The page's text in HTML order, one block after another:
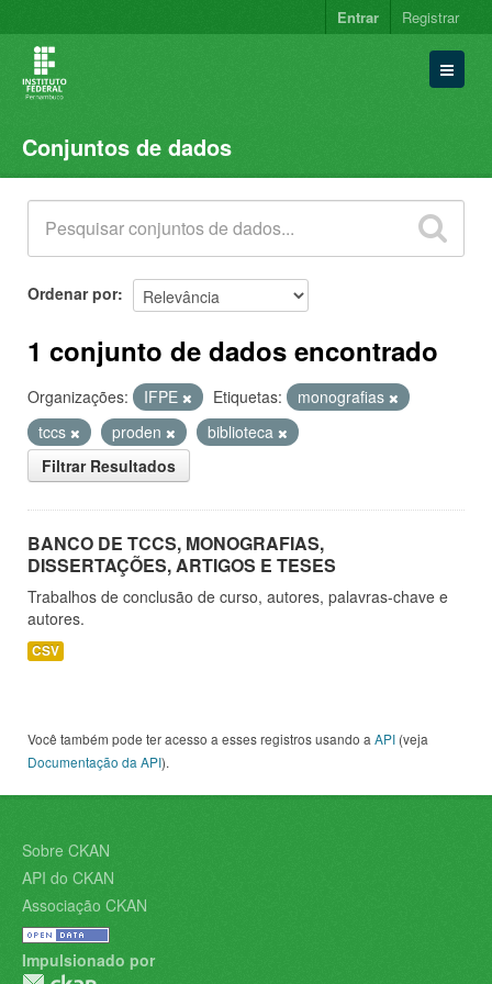
Entrar Registrar
Conjuntos de dados
Organizações
Grupos
Sobre
Conjuntos de dados
Ordenar por
1 conjunto de dados encontrado
Organizações: IFPE Etiquetas:
monografias
tccs
proden
biblioteca
Filtrar Resultados
BANCO DE TCCS, MONOGRAFIAS,
DISSERTAÇÕES, ARTIGOS E TESES
Trabalhos de conclusão de curso, autores, palavras-chave e
autores.
CSV
Você também pode ter acesso a esses registros usando a API (veja
Documentação da API).
Sobre CKAN
API do CKAN
Associação CKAN
Impulsionado por